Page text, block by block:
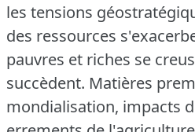
les tensions
des ressources
pauvres et riches se
succèdent. Matières
mondialisation, impacts